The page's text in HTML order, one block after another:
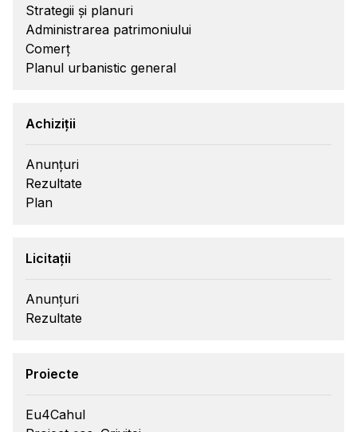
Strategii și planuri
Administrarea patrimoniului
Comerț
Planul urbanistic general
Achiziții
Anunțuri
Rezultate
Plan
Licitații
Anunțuri
Rezultate
Proiecte
Eu4Cahul